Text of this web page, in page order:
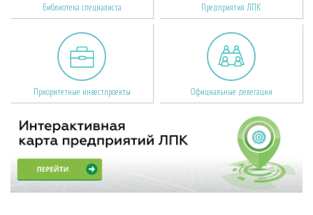
Библиотека специалиста Предприятия ЛПК
Приоритетные инвестпроекты Официальные делегации